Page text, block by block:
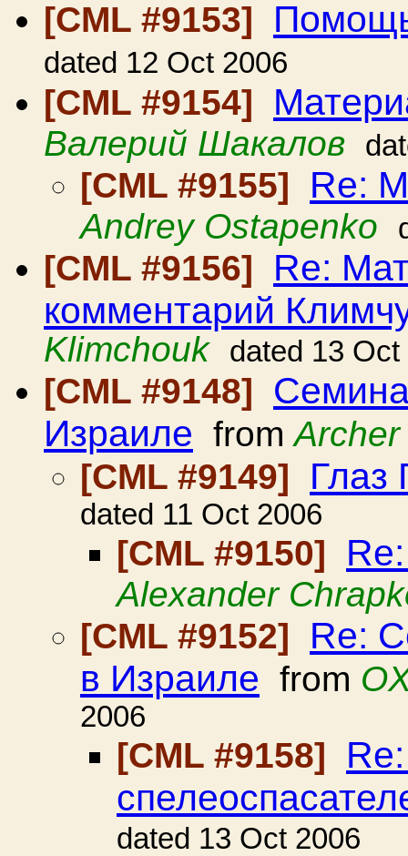
[CML #9153]
dated 12 Oct 2006
[CML #9154]
Валерий Шакалов
[CML #9155] Re:
Andrey Ostapenko
[CML #9156] Re:
комментарий
Klimchouk
dated 13 Oct
[CML #9148]
Израиле fromArcher
[CML #9149]
Глаз
dated 11 Oct 2006
[CML #9150]
Alexander
[CML #9152]
Re:
в Израиле from
2006
[CML #9158]
dated 13 Oct 2006